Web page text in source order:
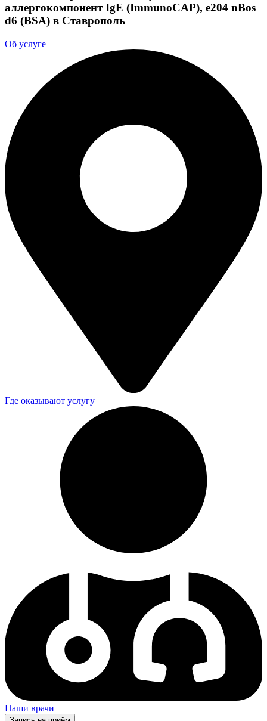
аллергокомпонент IgE (ImmunoCAP), e204 nBos
d6 (BSA) в Ставрополь
Об услуге
Где оказывают услугу
Наши врачи